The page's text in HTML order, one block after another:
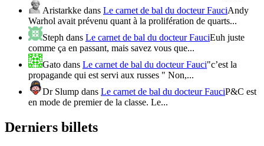
Aristarkke dans Le carnet de bal du docteur FauciAndy
Warhol avait prévenu quant à la prolifération de quarts...
Steph dans Le carnet de bal du docteur FauciEuh juste
comme ça en passant, mais savez vous que...
Gato dans Le carnet de bal du docteur Fauci"c’est la
propagande qui est servi aux russes " Non,...
Dr Slump dans Le carnet de bal du docteur FauciP&C est
en mode de premier de la classe. Le...
Derniers billets